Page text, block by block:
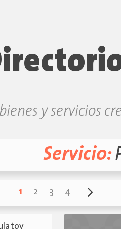
y servicios
Servicio:
1 2 3 4